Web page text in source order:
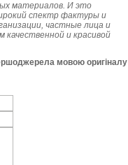
материалов. И это
спектр фактуры и
частные лица и
качественной и красивой
мовою оригіналу